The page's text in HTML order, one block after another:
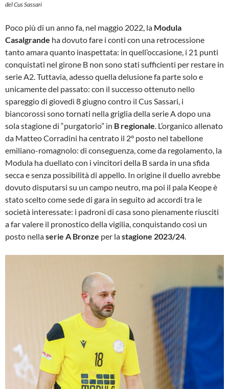
del Cus Sassari
Poco più di un anno fa, nel maggio 2022, la Modula
Casalgrande ha dovuto fare i conti con una retrocessione
tanto amara quanto inaspettata: in quell’occasione, i 21 punti
conquistati nel girone B non sono stati sufficienti per restare in
serie A2. Tuttavia, adesso quella delusione fa parte solo e
unicamente del passato: con il successo ottenuto nello
spareggio di giovedì 8 giugno contro il Cus Sassari, i
biancorossi sono tornati nella griglia della serie A dopo una
sola stagione di “purgatorio” in B regionale. L’organico allenato
da Matteo Corradini ha centrato il 2° posto nel tabellone
emiliano-romagnolo: di conseguenza, come da regolamento, la
Modula ha duellato con i vincitori della B sarda in una sfida
secca e senza possibilità di appello. In origine il duello avrebbe
dovuto disputarsi su un campo neutro, ma poi il pala Keope è
stato scelto come sede di gara in seguito ad accordi tra le
società interessate: i padroni di casa sono pienamente riusciti
a far valere il pronostico della vigilia, conquistando così un
posto nellaserie A Bronze per lastagione 2023/24.